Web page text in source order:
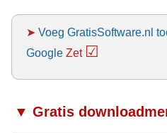
➤ Voeg GratisSoftware.nl
Google Zet ☑
▼ Gratis